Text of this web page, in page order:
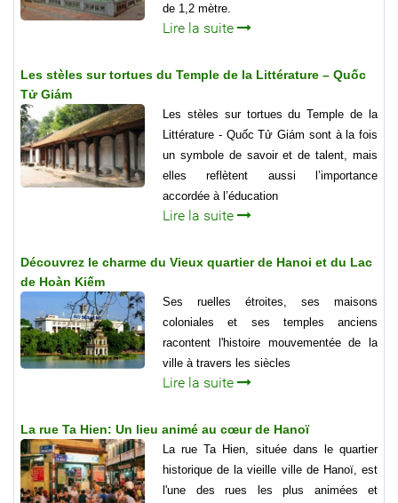
de 1,2 mètre.
Lire la suite
Les stèles sur tortues du Temple de la Littérature – Quốc
Tử Giám
Les stèles sur tortues du Temple de la
Littérature - Quốc Tử Giám sont à la fois
un symbole de savoir et de talent, mais
elles reflètent aussi l’importance
accordée à l’éducation
Lire la suite
Découvrez le charme du Vieux quartier de Hanoi et du Lac
de Hoàn Kiếm
Ses ruelles étroites, ses maisons
coloniales et ses temples anciens
racontent l'histoire mouvementée de la
ville à travers les siècles
Lire la suite
La rue Ta Hien: Un lieu animé au cœur de Hanoï
La rue Ta Hien, située dans le quartier
historique de la vieille ville de Hanoï, est
l'une des rues les plus animées et